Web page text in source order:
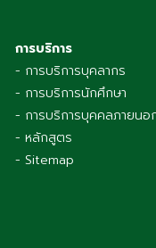
การบริการ
- การบริการบุคลากร
- การบริการนักศึกษา
- การบริการบุคคลภายนอ
- หลักสูตร
- Sitemap